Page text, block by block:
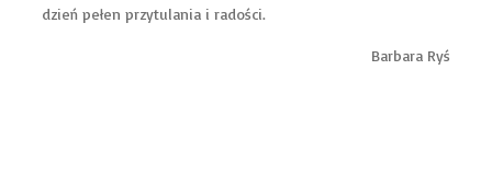
dzień pełen przytulania i radości.
Barbara Ryś